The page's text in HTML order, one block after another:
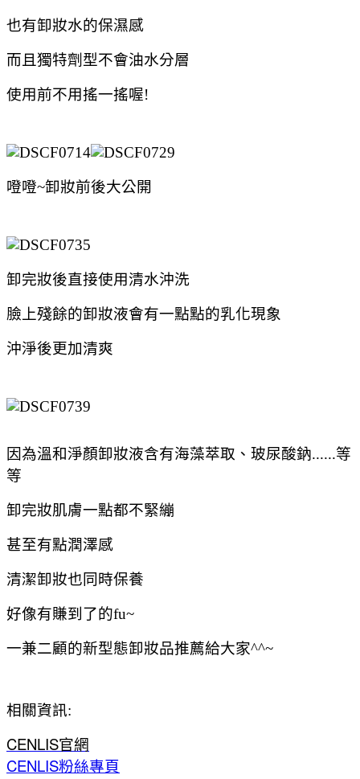
也有卸妝水的保濕感
而且獨特劑型不會油水分層
使用前不用搖一搖喔!
噔噔~卸妝前後大公開
卸完妝後直接使用清水沖洗
臉上殘餘的卸妝液會有一點點的乳化現象
沖淨後更加清爽
因為溫和淨顏卸妝液含有海藻萃取、玻尿酸鈉......等
等
卸完妝肌膚一點都不緊繃
甚至有點潤澤感
清潔卸妝也同時保養
好像有賺到了的fu~
一兼二顧的新型態卸妝品推薦給大家^^~
相關資訊:
CENLIS官網
CENLIS粉絲專頁